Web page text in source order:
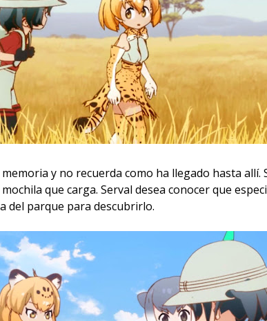
y no recuerda como ha llegado hasta allí.
que carga. Serval desea conocer que
del parque para descubrirlo.